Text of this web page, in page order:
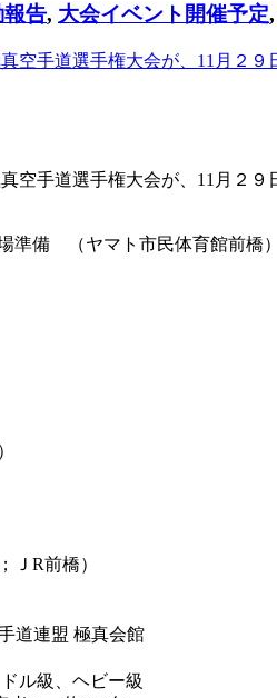
告, 大会イベント開催予定,
空手道選手権大会が、11月２
空手道選手権大会が、11月２
準備 （ヤマト市民体育館前橋）
R前橋）
道連盟 極真会館
ル級、ヘビー級